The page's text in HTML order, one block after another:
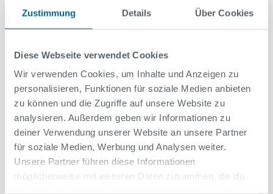
Zustimmung Details Über Cookies
Diese Webseite verwendet Cookies
Wir verwenden Cookies, um Inhalte und Anzeigen zu
personalisieren, Funktionen für soziale Medien anbieten
zu können und die Zugriffe auf unsere Website zu
analysieren. Außerdem geben wir Informationen zu
deiner Verwendung unserer Website an unsere Partner
für soziale Medien, Werbung und Analysen weiter.
Unsere Partner führen diese Informationen
möglicherweise mit weiteren Daten zusammen, die du
September wieder geschwommen werden. Den Anfang
machen am Montag die Schulen und Vereine, ab dem 7.
September steht das Bad auch für die Öffentlichkeit zur
Gebäudeleittechnik erneuert und die Lüftung saniert. Im
Schwimmbereich wurden erstmals Wärmebänke mit
beheiztem Sitzbereich installiert, auf denen sich die
Badegäste in der Pause aufwärmen können.
Alle News